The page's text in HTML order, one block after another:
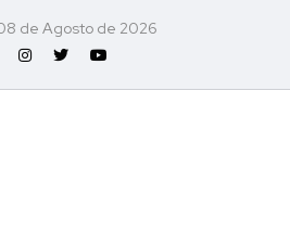
de Agosto de 2026